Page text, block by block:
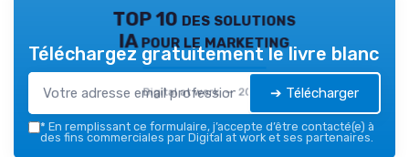
TOP 10 des solutions
IA pour le marketing
Digital at work — 2026
Téléchargez gratuitement le livre blanc
➔ Télécharger
* En remplissant ce formulaire, j’accepte d’être contacté(e) à
des fins commerciales par Digital at work et ses partenaires.